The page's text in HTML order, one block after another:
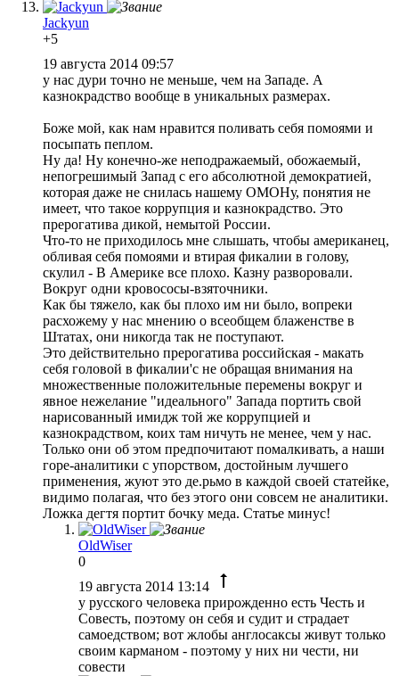
Jackyun
+5
19 августа 2014 09:57
у нас дури точно не меньше, чем на Западе. А
казнокрадство вообще в уникальных размерах.
Боже мой, как нам нравится поливать себя помоями и
посыпать пеплом.
Ну да! Ну конечно-же неподражаемый, обожаемый,
непогрешимый Запад с его абсолютной демократией,
которая даже не снилась нашему ОМОНу, понятия не
имеет, что такое коррупция и казнокрадство. Это
прерогатива дикой, немытой России.
Что-то не приходилось мне слышать, чтобы американец,
обливая себя помоями и втирая фикалии в голову,
скулил - В Америке все плохо. Казну разворовали.
Вокруг одни кровососы-взяточники.
Как бы тяжело, как бы плохо им ни было, вопреки
расхожему у нас мнению о всеобщем блаженстве в
Штатах, они никогда так не поступают.
Это действительно прерогатива российская - макать
себя головой в фикалии'с не обращая внимания на
множественные положительные перемены вокруг и
явное нежелание "идеального" Запада портить свой
нарисованный имидж той же коррупцией и
казнокрадством, коих там ничуть не менее, чем у нас.
Только они об этом предпочитают помалкивать, а наши
горе-аналитики с упорством, достойным лучшего
применения, жуют это де.рьмо в каждой своей статейке,
видимо полагая, что без этого они совсем не аналитики.
Ложка дегтя портит бочку меда. Статье минус!
OldWiser
0
19 августа 2014 13:14
у русского человека прирожденно есть Честь и
Совесть, поэтому он себя и судит и страдает
самоедством; вот жлобы англосаксы живут только
своим карманом - поэтому у них ни чести, ни
совести